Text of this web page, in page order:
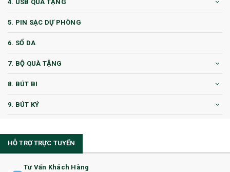
4. USB QUÀ TẶNG
5. PIN SẠC DỰ PHÒNG
6. SỔ DA
7. BỘ QUÀ TẶNG
8. BÚT BI
9. BÚT KÝ
11. CỐC/BÌNH GIỮ NHIỆT
12. BÌNH NƯỚC
HỖ TRỢ TRỰC TUYẾN
Tư Vấn Khách Hàng